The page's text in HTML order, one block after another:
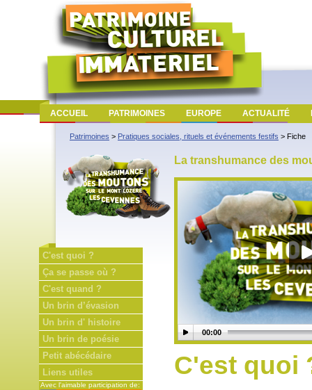
ACCUEIL PATRIMOINES EUROPE ACTUALITÉ
Patrimoines > Pratiques sociales, rituels et événements festifs > Fiche
C'est quoi ?
Ça se passe où ?
C'est quand ?
Un brin d’évasion
Un brin d' histoire
Un brin de poésie
Petit abécédaire
Liens utiles
Avec l'aimable participation de:
La transhumance des
00:00
C'est quoi